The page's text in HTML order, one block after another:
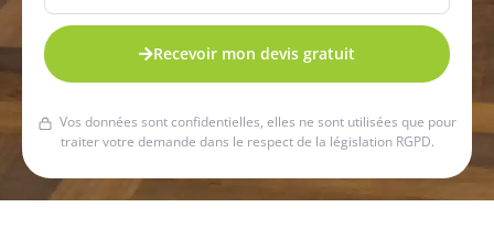
Recevoir mon devis gratuit
Vos données sont confidentielles, elles ne sont utilisées que pour
traiter votre demande dans le respect de la législation RGPD.